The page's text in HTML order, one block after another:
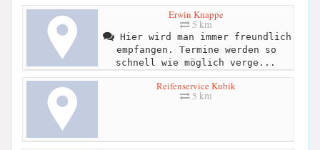
Erwin Knappe
5 km
Hier wird man immer freundlich
empfangen. Termine werden so
schnell wie möglich verge...
Reifenservice Kubik
5 km